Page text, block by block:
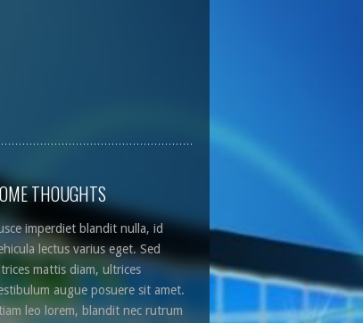
THOUGHTS
imperdiet blandit nulla, id
lectus varius eget. Sed
mattis diam, ultrices
augue posuere sit amet.
leo lorem, blandit nec rutrum